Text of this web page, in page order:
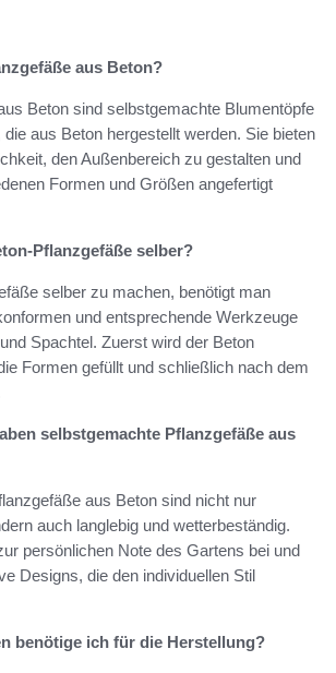
aus Beton?
Beton sind selbstgemachte Blumentöpfe
aus Beton hergestellt werden. Sie bieten
den Außenbereich zu gestalten und
Formen und Größen angefertigt
Pflanzgefäße selber?
selber zu machen, benötigt man
und entsprechende Werkzeuge
Spachtel. Zuerst wird der Beton
Formen gefüllt und schließlich nach dem
selbstgemachte Pflanzgefäße aus
aus Beton sind nicht nur
auch langlebig und wetterbeständig.
persönlichen Note des Gartens bei und
Designs, die den individuellen Stil
benötige ich für die Herstellung?